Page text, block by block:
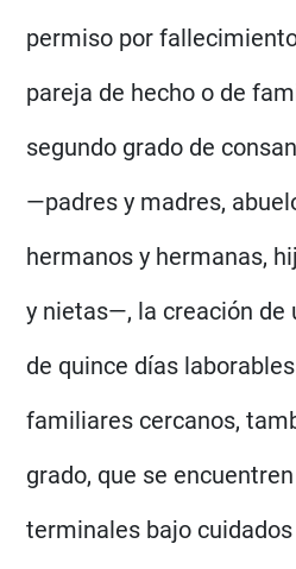
permiso por
pareja de hecho o de
segundo grado de
—padres y madres,
hermanos y hermanas,
y nietas—, la creación de
de quince días
familiares cercanos,
grado, que se
terminales bajo